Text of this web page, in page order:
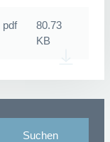
pdf
80.73
KB